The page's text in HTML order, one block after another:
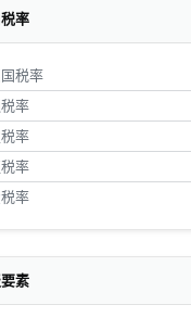
率
税率
率
率
率
率
素